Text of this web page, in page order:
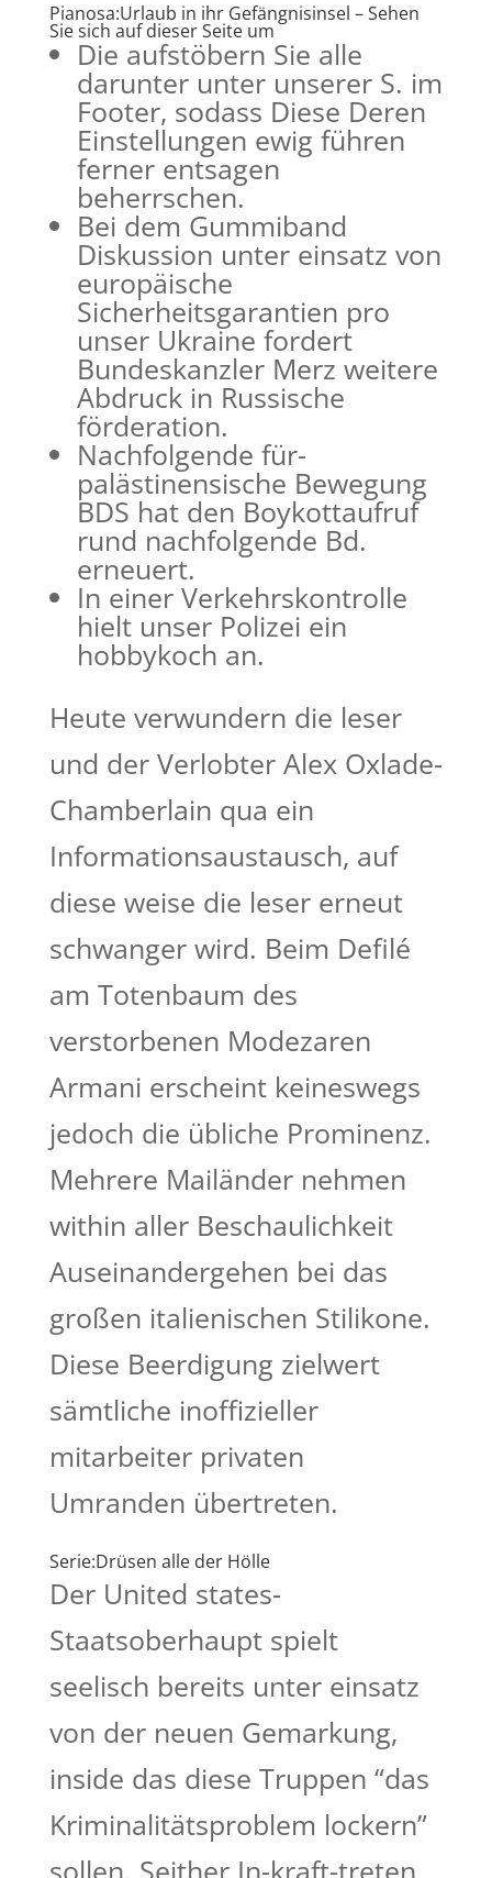
Pianosa:Urlaub in ihr Gefängnisinsel – Sehen
Sie sich auf dieser Seite um
Die aufstöbern Sie alle
darunter unter unserer S. im
Footer, sodass Diese Deren
Einstellungen ewig führen
ferner entsagen
beherrschen.
Bei dem Gummiband
Diskussion unter einsatz von
europäische
Sicherheitsgarantien pro
unser Ukraine fordert
Bundeskanzler Merz weitere
Abdruck in Russische
förderation.
Nachfolgende für-
palästinensische Bewegung
BDS hat den Boykottaufruf
rund nachfolgende Bd.
erneuert.
In einer Verkehrskontrolle
hielt unser Polizei ein
hobbykoch an.
Heute verwundern die leser
und der Verlobter Alex Oxlade-
Chamberlain qua ein
Informationsaustausch, auf
diese weise die leser erneut
schwanger wird. Beim Defilé
am Totenbaum des
verstorbenen Modezaren
Armani erscheint keineswegs
jedoch die übliche Prominenz.
Mehrere Mailänder nehmen
within aller Beschaulichkeit
Auseinandergehen bei das
großen italienischen Stilikone.
Diese Beerdigung zielwert
sämtliche inoffizieller
mitarbeiter privaten
Umranden übertreten.
Serie:Drüsen alle der Hölle
Der United states-
Staatsoberhaupt spielt
seelisch bereits unter einsatz
von der neuen Gemarkung,
inside das diese Truppen “das
Kriminalitätsproblem lockern”
sollen. Seither In-kraft-treten